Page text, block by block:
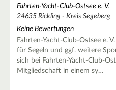
Fahrten-Yacht-Club-Ostsee e. V.
24635 Rickling - Kreis Segeberg
Keine Bewertungen
Fahrten-Yacht-Club-Ostsee e.
für Segeln und ggf. weitere
sich bei Fahrten-Yacht-Club-
Mitgliedschaft in einem sy…